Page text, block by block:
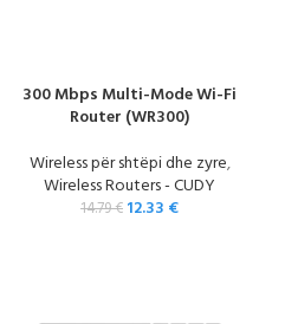
300 Mbps Multi-Mode Wi-Fi
Router (WR300)
Wireless për shtëpi dhe zyre,
Wireless Routers - CUDY
14.79€ 12.33 €